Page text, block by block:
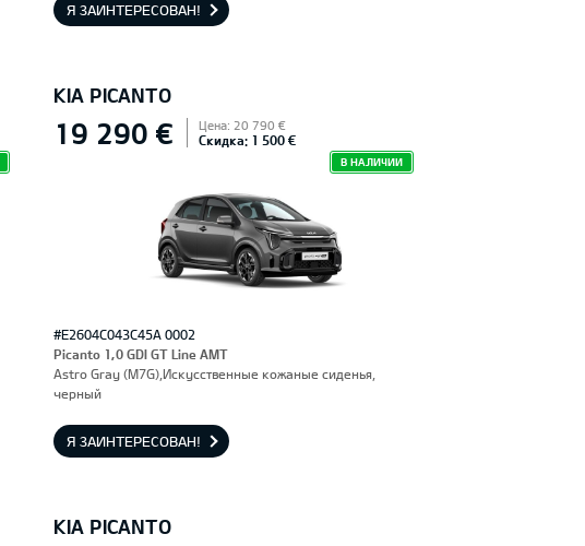
Я ЗАИНТЕРЕСОВАН!
KIA PICANTO
19 290 € Цена: 20 790 €
Скидка: 1 500 €
В НАЛИЧИИ
#E2604C043C45A 0002
Picanto 1,0 GDI GT Line AMT
Astro Gray (M7G),Искусственные кожаные сиденья,
черный
Я ЗАИНТЕРЕСОВАН!
KIA PICANTO